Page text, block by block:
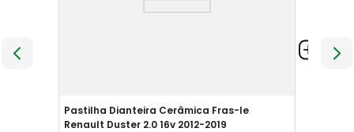
Pastilha Dianteira Cerâmica Fras-le
Renault Duster 2.0 16v 2012-2019